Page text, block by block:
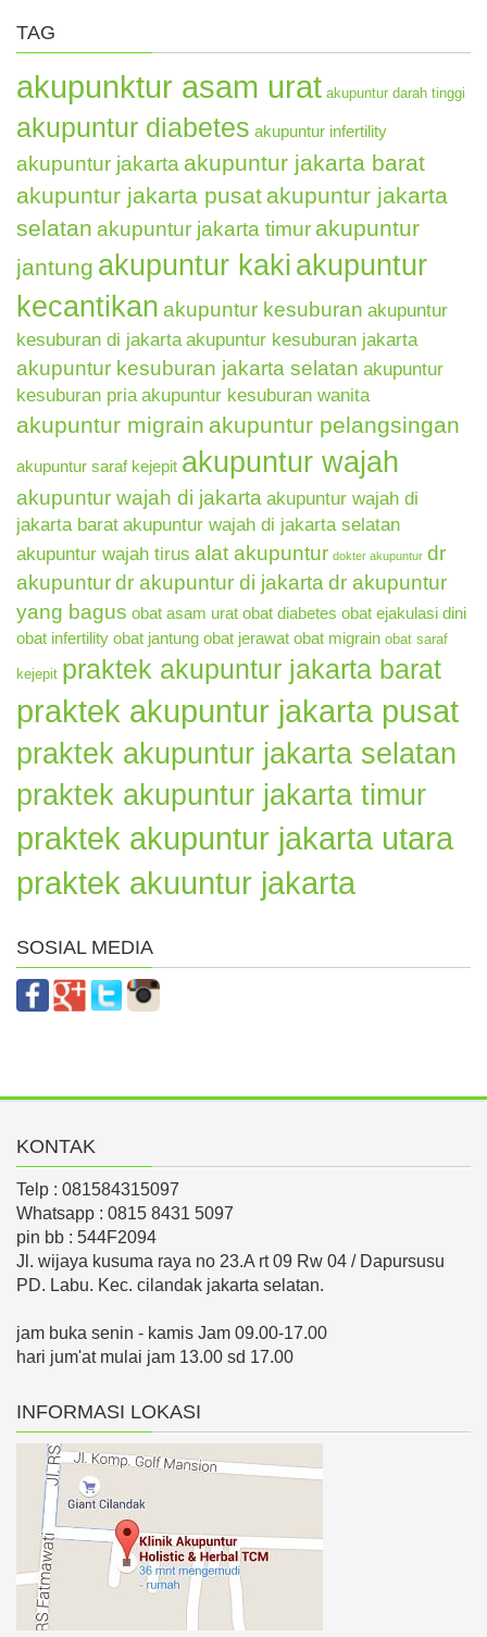
TAG
akupunktur asam urat akupuntur darah tinggi
akupuntur diabetes akupuntur infertility
akupuntur jakarta akupuntur jakarta barat
akupuntur jakarta pusat akupuntur jakarta
selatan akupuntur jakarta timur akupuntur
jantung akupuntur kakiakupuntur
kecantikan akupuntur kesuburan akupuntur
kesuburan di jakarta akupuntur kesuburan jakarta
akupuntur kesuburan jakarta selatan akupuntur
kesuburan pria akupuntur kesuburan wanita
akupuntur migrain akupuntur pelangsingan
akupuntur saraf kejepit akupuntur wajah
akupuntur wajah di jakarta akupuntur wajah di
jakarta barat akupuntur wajah di jakarta selatan
akupuntur wajah tirus alat akupuntur dokter akupuntur dr
akupunturdr akupuntur di jakarta dr akupuntur
yang bagus obat asam urat obat diabetes obat ejakulasi dini
obat infertility obat jantung obat jerawat obat migrain obat saraf
kejepit praktek akupuntur jakarta barat
praktek akupuntur jakarta pusat
praktek akupuntur jakarta selatan
praktek akupuntur jakarta timur
praktek akupuntur jakarta utara
praktek akuuntur jakarta
SOSIAL MEDIA
KONTAK
Telp : 081584315097
Whatsapp : 0815 8431 5097
pin bb : 544F2094
Jl. wijaya kusuma raya no 23.A rt 09 Rw 04 / Dapursusu
PD. Labu. Kec. cilandak jakarta selatan.
jam buka senin - kamis Jam 09.00-17.00
hari jum'at mulai jam 13.00 sd 17.00
INFORMASI LOKASI